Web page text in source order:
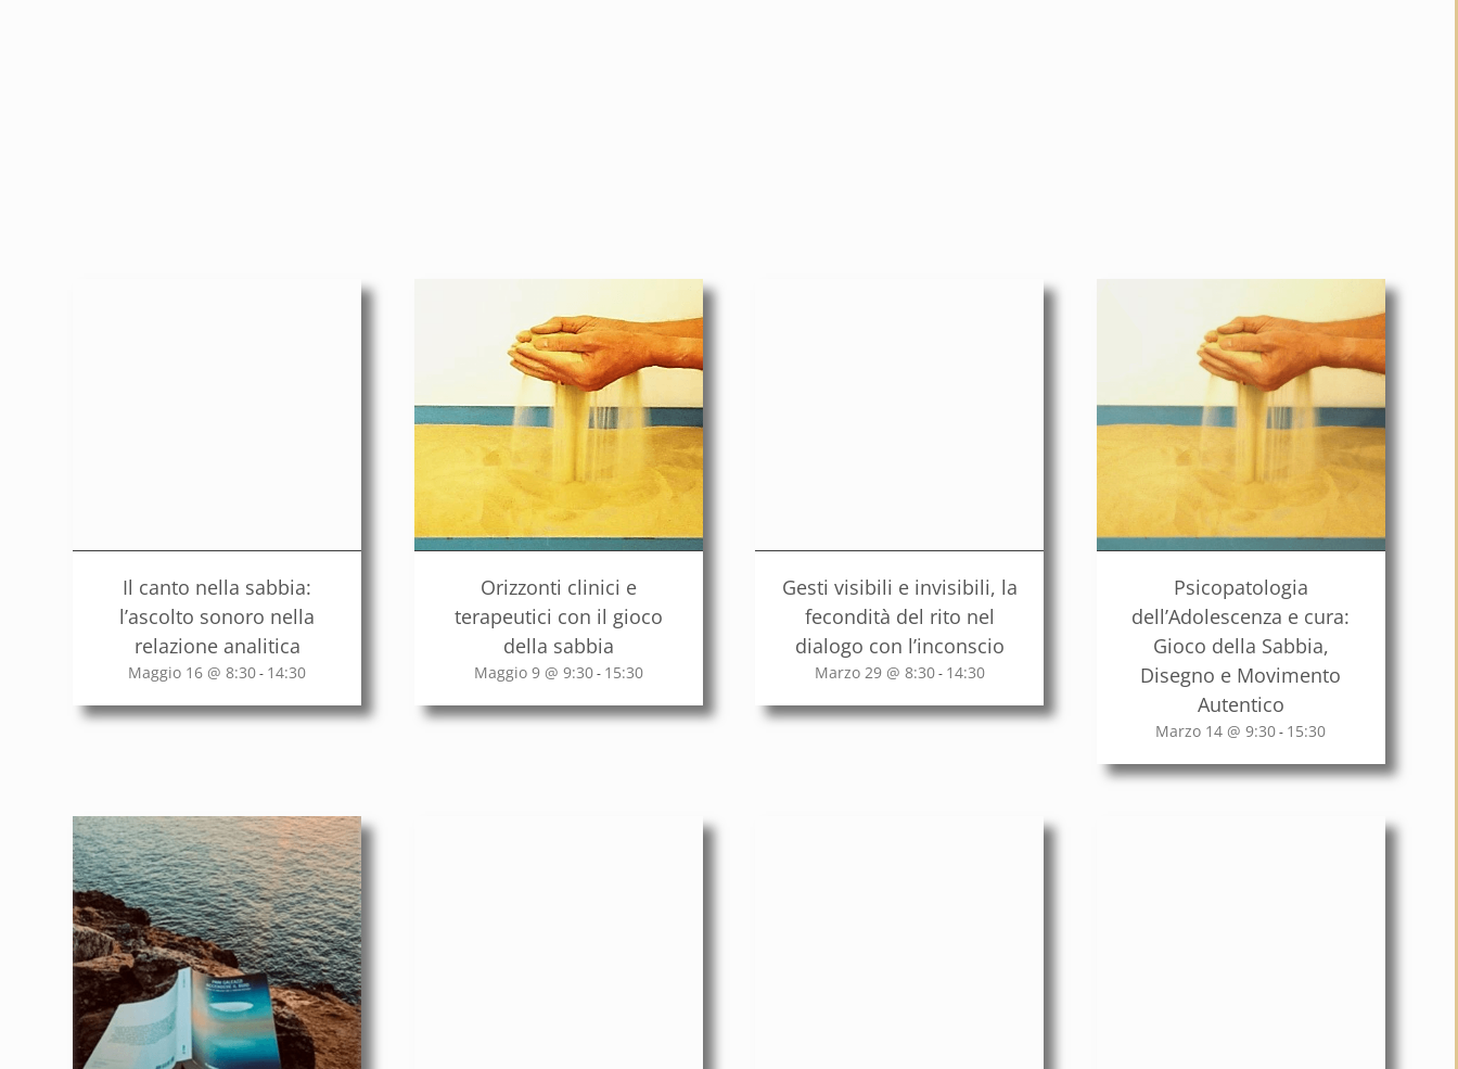
Il canto nella sabbia:
l’ascolto sonoro nella
relazione analitica
Maggio 16 @ 8:30- 14:30
Orizzonti clinici e
terapeutici con il gioco
della sabbia
Maggio 9 @ 9:30- 15:30
Gesti visibili e invisibili, la
fecondità del rito nel
dialogo con l’inconscio
Marzo 29 @ 8:30- 14:30
Psicopatologia
dell’Adolescenza e cura:
Gioco della Sabbia,
Disegno e Movimento
Autentico
Marzo 14 @ 9:30- 15:30